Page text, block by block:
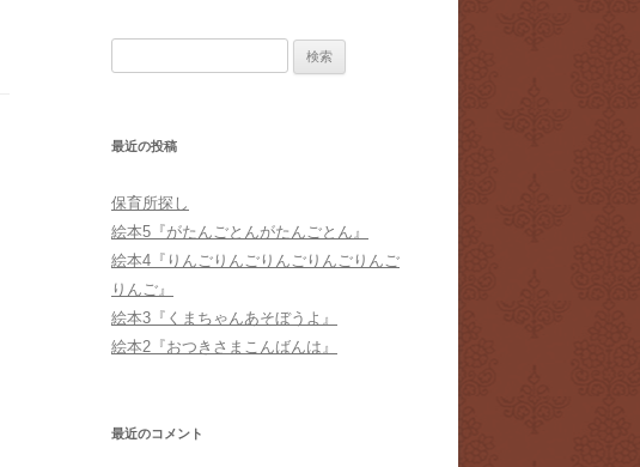
最近の投稿
保育所探し
絵本5『がたんごとんがたんごとん』
絵本4『りんごりんごりんごりんごりんご
りんご』
絵本3『くまちゃんあそぼうよ』
絵本2『おつきさまこんばんは』
最近のコメント